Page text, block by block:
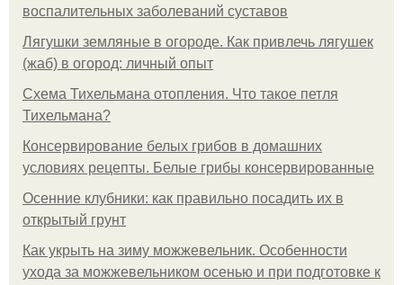
воспалительных заболеваний суставов
Лягушки земляные в огороде. Как привлечь лягушек
(жаб) в огород: личный опыт
Схема Тихельмана отопления. Что такое петля
Тихельмана?
Консервирование белых грибов в домашних
условиях рецепты. Белые грибы консервированные
Осенние клубники: как правильно посадить их в
открытый грунт
Как укрыть на зиму можжевельник. Особенности
ухода за можжевельником осенью и при подготовке к